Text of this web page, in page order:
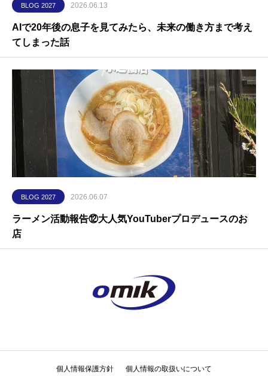
BLOG 2027 2026.06.13
AIで20年後の息子を見てみたら、未来の働き方まで考え
てしまった話
BLOG 2027 2026.06.07
ラーメン活動報告⑫大人気YouTuberプロデュースのお
店
個人情報保護方針 個人情報の取扱いについて